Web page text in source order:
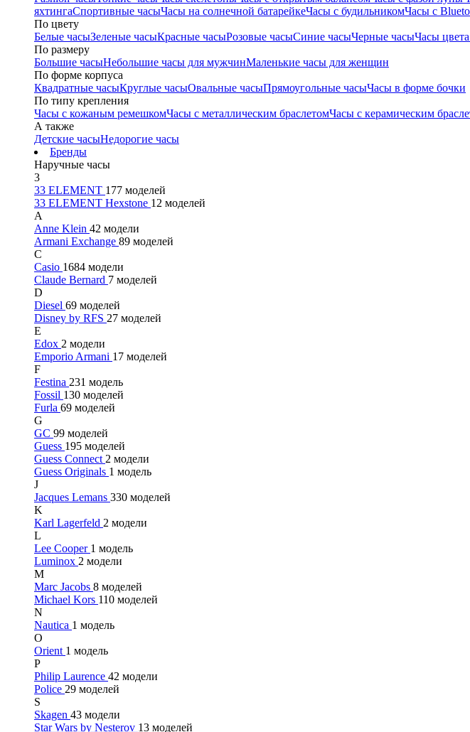
яхтингаСпортивные часыЧасы на солнечной батарейкеЧасы с будильникомЧасы с
По цвету
Белые часыЗеленые часыКрасные часыРозовые часыСиние часыЧерные часыЧасы
По размеру
Большие часыНебольшие часы для мужчинМаленькие часы для женщин
По форме корпуса
Квадратные часыКруглые часыОвальные часыПрямоугольные часыЧасы в форме бочки
По типу крепления
Часы с кожаным ремешкомЧасы с металлическим браслетомЧасы с керамическим
А также
Детские часыНедорогие часы
Бренды
Наручные часы
3
33 ELEMENT 177 моделей
33 ELEMENT Hexstone 12 моделей
A
Anne Klein 42 модели
Armani Exchange 89 моделей
C
Casio 1684 модели
Claude Bernard 7 моделей
D
Diesel 69 моделей
Disney by RFS 27 моделей
E
Edox 2 модели
Emporio Armani 17 моделей
F
Festina 231 модель
Fossil 130 моделей
Furla 69 моделей
G
GC 99 моделей
Guess 195 моделей
Guess Connect 2 модели
Guess Originals 1 модель
J
Jacques Lemans 330 моделей
K
Karl Lagerfeld 2 модели
L
Lee Cooper 1 модель
Luminox 2 модели
M
Marc Jacobs 8 моделей
Michael Kors 110 моделей
N
Nautica 1 модель
O
Orient 1 модель
P
Philip Laurence 42 модели
Police 29 моделей
S
Skagen 43 модели
Star Wars by Nesterov 13 моделей